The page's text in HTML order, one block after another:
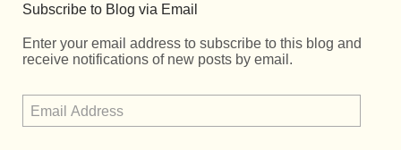
Subscribe to Blog via Email
Enter your email address to subscribe to this blog and
receive notifications of new posts by email.